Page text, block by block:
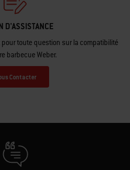
D'ASSISTANCE
toute question sur la compatibilité
barbecue Weber.
Contacter